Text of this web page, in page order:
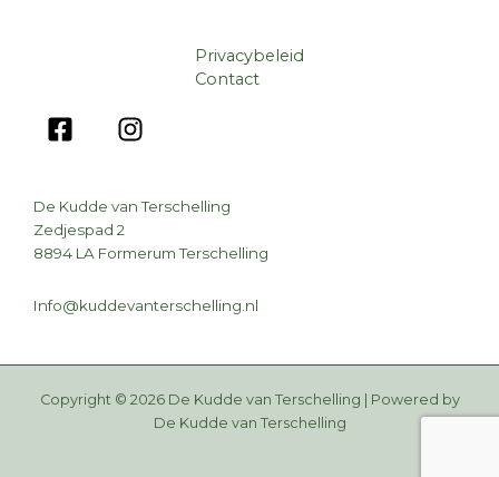
Privacybeleid
Contact
De Kudde van Terschelling
Zedjespad 2
8894 LA Formerum Terschelling
Info@kuddevanterschelling.nl
Copyright © 2026 De Kudde van Terschelling | Powered by
De Kudde van Terschelling